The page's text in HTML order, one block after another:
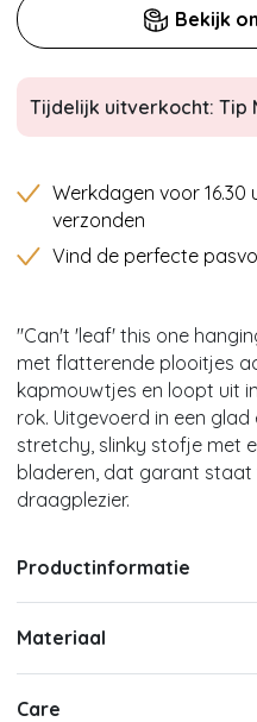
Bekijk
Tijdelijk uitverkocht: Tip
Werkdagen voor
verzonden
Vind de perfecte
''Can't 'leaf' this one
met flatterende plooitjes
kapmouwtjes en loopt uit
rok. Uitgevoerd in een
stretchy, slinky stofje met
bladeren, dat garant staat
draagplezier.
Productinformatie
Materiaal
Care